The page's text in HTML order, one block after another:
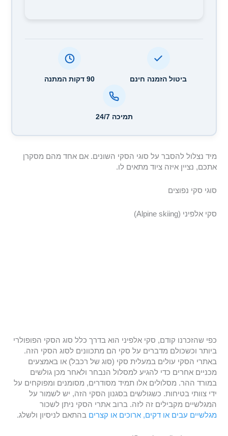
ביטול הזמנה חינם 90 דקות המתנה
תמיכה 24/7
מיד נצלול להסבר על סוגי הסקי השונים. אם אחד מהם מסקרן
אתכם, נציין איזה ציוד מתאים לו.
סוגי סקי נפוצים
סקי אלפיני (Alpine skiing)
כפי שהזכרנו קודם, סקי אלפיני הוא בדרך כלל סוג הסקי הפופולרי
ביותר וכשכולם מדברים על סקי הם מתכוונים לסוג הסקי הזה.
באתרי הסקי עולים במעלית סקי (סוג של רכבל) או באמצעים
מכניים אחרים כדי להגיע למסלול הנבחר ולאחר מכן גולשים
במורד ההר. מסלולים אלו תמיד מסודרים, מסומנים ומפוקחים על
ידי צוותי בטיחות. כשגולשים בסגנון הסקי הזה, יש לשמור על
המגלשיים מקבילים זה לזה. ברוב אתרי הסקי ניתן לשכור
מגלשיים עבים או דקים, ארוכים או קצרים בהתאם לניסיון ולשלג.